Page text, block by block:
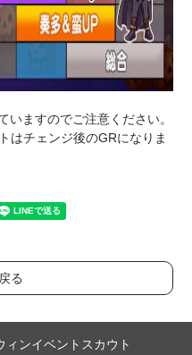
ますのでご注意ください。
はチェンジ後のGRになりま
る
ィンイベントスカウト